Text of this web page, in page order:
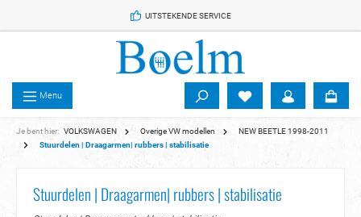
UITSTEKENDE SERVICE
Menu
Je bent hier: VOLKSWAGEN Overige VW modellen
NEW BEETLE 1998-2011
Stuurdelen | Draagarmen| rubbers | stabilisatie
Stuurdelen | Draagarmen| rubbers | stabilisatie